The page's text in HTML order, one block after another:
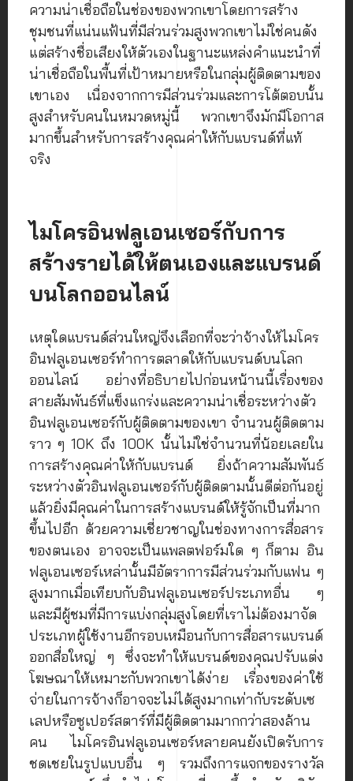
ความน่าเชื่อถือในช่องของพวกเขาโดยการสร้าง
ชุมชนที่แน่นแฟ้นที่มีส่วนร่วมสูงพวกเขาไม่ใช่คนดัง
แต่สร้างชื่อเสียงให้ตัวเองในฐานะแหล่งคำแนะนำที่
น่าเชื่อถือในพื้นที่เป้าหมายหรือในกลุ่มผู้ติดตามของ
เขาเอง เนื่องจากการมีส่วนร่วมและการโต้ตอบนั้น
สูงสำหรับคนในหมวดหมู่นี้ พวกเขาจึงมักมีโอกาส
มากขึ้นสำหรับการสร้างคุณค่าให้กับแบรนด์ที่แท้
จริง
ไมโครอินฟลูเอนเซอร์กับการ
สร้างรายได้ให้ตนเองและแบรนด์
บนโลกออนไลน์
เหตุใดแบรนด์ส่วนใหญ่จึงเลือกที่จะว่าจ้างให้ไมโคร
อินฟลูเอนเซอร์ทำการตลาดให้กับแบรนด์บนโลก
ออนไลน์ อย่างที่อธิบายไปก่อนหน้านนี้เรื่องของ
สายสัมพันธ์ที่แข็งแกร่งและความน่าเชื่อระหว่างตัว
อินฟลูเอนเซอร์กับผู้ติดตามของเขา จำนวนผู้ติดตาม
ราว ๆ 10K ถึง 100K นั้นไม่ใช่จำนวนที่น้อยเลยใน
การสร้างคุณค่าให้กับแบรนด์ ยิ่งถ้าความสัมพันธ์
ระหว่างตัวอินฟลูเอนเซอร์กับผู้ติดตามนั้นดีต่อกันอยู่
แล้วยิ่งมีคุณค่าในการสร้างแบรนด์ให้รู้จักเป็นที่มาก
ขึ้นไปอีก ด้วยความเชี่ยวชาญในช่องทางการสื่อสาร
ของตนเอง อาจจะเป็นแพลตฟอร์มใด ๆ ก็ตาม อิน
ฟลูเอนเซอร์เหล่านั้นมีอัตราการมีส่วนร่วมกับแฟน ๆ
สูงมากเมื่อเทียบกับอินฟลูเอนเซอร์ประเภทอื่น ๆ
และมีผู้ชมที่มีการแบ่งกลุ่มสูงโดยที่เราไม่ต้องมาจัด
ประเภทผู้ใช้งานอีกรอบเหมือนกับการสื่อสารแบรนด์
ออกสื่อใหญ่ ๆ ซึ่งจะทำให้แบรนด์ของคุณปรับแต่ง
โฆษณาให้เหมาะกับพวกเขาได้ง่าย เรื่องของค่าใช้
จ่ายในการจ้างก็อาจจะไม่ได้สูงมากเท่ากับระดับเซ
เลปหรือซูเปอร์สตาร์ที่มีผู้ติดตามมากกว่าสองล้าน
คน ไมโครอินฟลูเอนเซอร์หลายคนยังเปิดรับการ
ชดเชยในรูปแบบอื่น ๆ รวมถึงการแจกของรางวัล